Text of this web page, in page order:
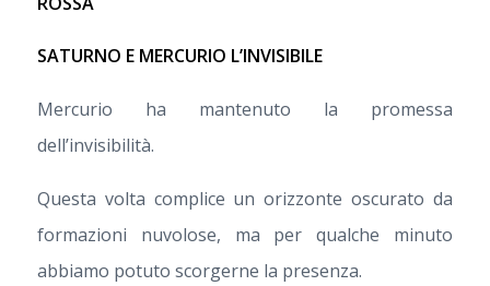
SATURNO E MERCURIO L’INVISIBILE
Mercurio ha mantenuto la promessa
dell’invisibilità.
Questa volta complice un orizzonte oscurato da
formazioni nuvolose, ma per qualche minuto
abbiamo potuto scorgerne la presenza.